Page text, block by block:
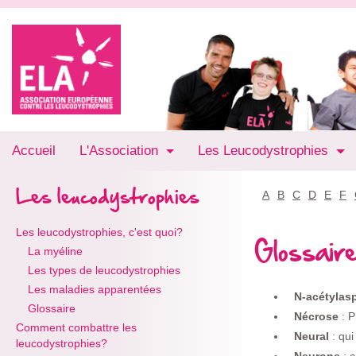
Accueil L'Association Les Leucodystrophies
Les leucodystrophies
Les leucodystrophies, c'est quoi?
La myéline
Les types de leucodystrophies
Les maladies apparentées
Glossaire
Comment combattre les
leucodystrophies?
A B C D E F
N-
Nécrose :
Neural :